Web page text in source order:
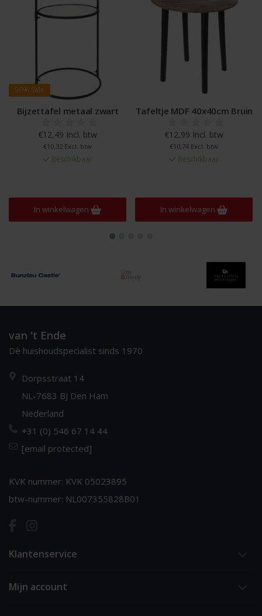
50% Sale
Bijzettafel metaal zwart
€12,49 Incl. btw
€10,32 Excl. btw
Beschikbaar
In winkelwagen
Tafeltje MDF 40x40cm Bruin
€12,99 Incl. btw
€10,74 Excl. btw
Beschikbaar
In winkelwagen
van 't Ende
Dè huishoudspecialist sinds 1970
Dorpsstraat 14
NL-7683 BJ Den Ham
Nederland
+31 (0) 546 67 14 44
[email protected]
KVK nummer: KVK 05023895
btw-nummer: NL007355828B01
Klantenservice
Mijn account